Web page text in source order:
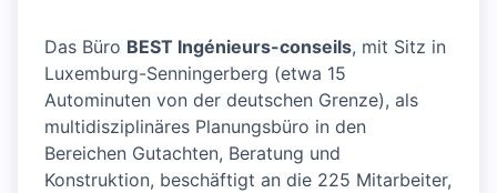
Das Büro BEST Ingénieurs-conseils, mit Sitz in
Luxemburg-Senningerberg (etwa 15
Autominuten von der deutschen Grenze), als
multidisziplinäres Planungsbüro in den
Bereichen Gutachten, Beratung und
Konstruktion, beschäftigt an die 225 Mitarbeiter,